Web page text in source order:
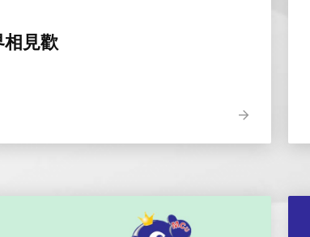
相見歡